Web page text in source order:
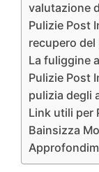
valutazione
Pulizie Post
recupero
La fuliggine
Pulizie Post
pulizia degli
Link utili per
Bainsizza